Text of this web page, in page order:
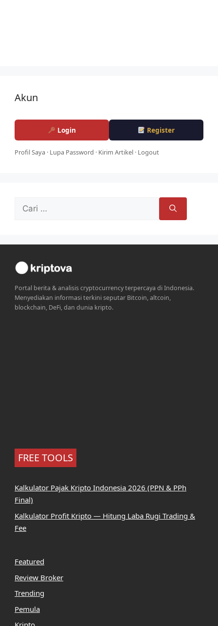
Akun
Login Register
Profil Saya · Lupa Password · Kirim Artikel · Logout
untuk:
Portal berita & analisis cryptocurrency terpercaya di Indonesia.
Menyediakan informasi terkini seputar Bitcoin, altcoin,
blockchain, DeFi, dan dunia kripto.
FREE TOOLS
Kalkulator Pajak Kripto Indonesia 2026 (PPN & PPh
Final)
Kalkulator Profit Kripto — Hitung Laba Rugi Trading &
Fee
Featured
Review Broker
Trending
Pemula